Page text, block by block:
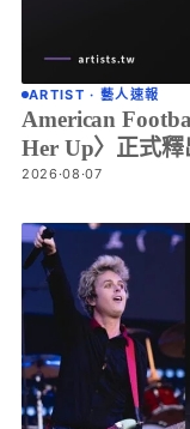
ARTIST · 藝人速報
American
Her Up〉正式釋
2026·08·07